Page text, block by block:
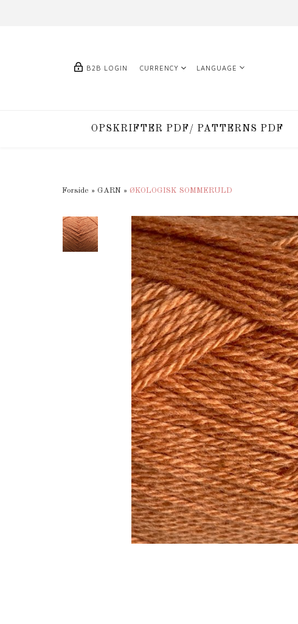
B2B LOGIN CURRENCY LANGUAGE
OPSKRIFTER PDF/ PATTERNS PDF
Forside » GARN » ØKOLOGISK SOMMERULD